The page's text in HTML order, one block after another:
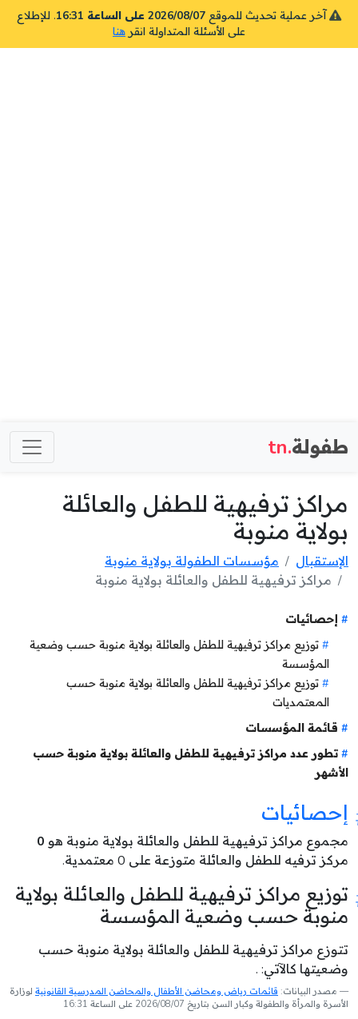
آخر عملية تحديث للموقع 2026/08/07 على الساعة 16:31
. للإطلاع
على الأسئلة المتداولة انقر هنا
طفولة.tn
مراكز ترفيهية للطفل والعائلة
بولاية منوبة
الإستقبال
مؤسسات الطفولة بولاية منوبة
مراكز ترفيهية للطفل والعائلة بولاية منوبة
إحصائيات
توزيع مراكز ترفيهية للطفل والعائلة بولاية منوبة حسب وضعية
المؤسسة
توزيع مراكز ترفيهية للطفل والعائلة بولاية منوبة حسب
المعتمديات
قائمة المؤسسات
تطور عدد مراكز ترفيهية للطفل والعائلة بولاية منوبة حسب
الأشهر
إحصائيات
مجموع مراكز ترفيهية للطفل والعائلة بولاية منوبة هو 0
مركز ترفيه للطفل والعائلة متوزعة على 0 معتمدية.
توزيع مراكز ترفيهية للطفل والعائلة بولاية
منوبة حسب وضعية المؤسسة
تتوزع مراكز ترفيهية للطفل والعائلة بولاية منوبة حسب
وضعيتها كالآتي: .
مصدر البيانات: قائمات رياض ومحاضن الأطفال والمحاضن المدرسية القانونية لوزارة
الأسرة والمرأة والطفولة وكبار السن بتاريخ 2026/08/07 على الساعة 16:31